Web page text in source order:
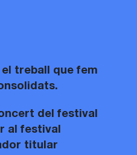
treball que fem
del festival
al festival
titular